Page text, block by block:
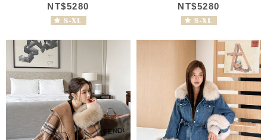
NT$5280 NT$5280